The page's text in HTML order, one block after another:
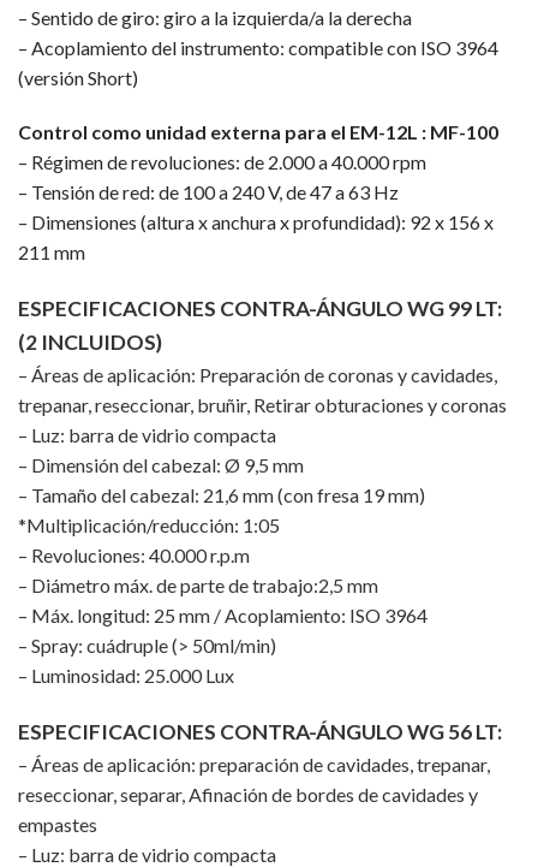
– Sentido de giro: giro a la izquierda/a la derecha
– Acoplamiento del instrumento: compatible con ISO 3964
(versión Short)
Control como unidad externa para el EM-12L : MF-100
– Régimen de revoluciones: de 2.000 a 40.000 rpm
– Tensión de red: de 100 a 240 V, de 47 a 63 Hz
– Dimensiones (altura x anchura x profundidad): 92 x 156 x
211 mm
ESPECIFICACIONES CONTRA-ÁNGULO WG 99 LT:
(2 INCLUIDOS)
– Áreas de aplicación: Preparación de coronas y cavidades,
trepanar, reseccionar, bruñir, Retirar obturaciones y coronas
– Luz: barra de vidrio compacta
– Dimensión del cabezal: Ø 9,5 mm
– Tamaño del cabezal: 21,6 mm (con fresa 19 mm)
*Multiplicación/reducción: 1:05
– Revoluciones: 40.000 r.p.m
– Diámetro máx. de parte de trabajo:2,5 mm
– Máx. longitud: 25 mm / Acoplamiento: ISO 3964
– Spray: cuádruple (> 50ml/min)
– Luminosidad: 25.000 Lux
ESPECIFICACIONES CONTRA-ÁNGULO WG 56 LT:
– Áreas de aplicación: preparación de cavidades, trepanar,
reseccionar, separar, Afinación de bordes de cavidades y
empastes
– Luz: barra de vidrio compacta